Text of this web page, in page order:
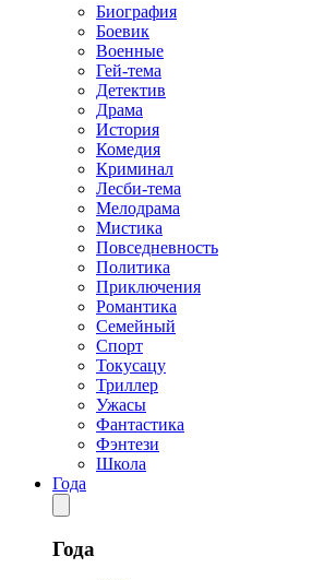
Биография
Боевик
Военные
Гей-тема
Детектив
Драма
История
Комедия
Криминал
Лесби-тема
Мелодрама
Мистика
Повседневность
Политика
Приключения
Романтика
Семейный
Спорт
Токусацу
Триллер
Ужасы
Фантастика
Фэнтези
Школа
Года
Года